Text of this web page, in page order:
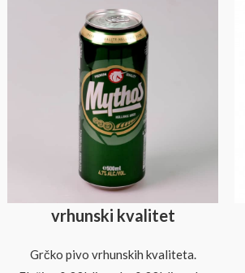
vrhunski kvalitet
Grčko pivo vrhunskih kvaliteta.